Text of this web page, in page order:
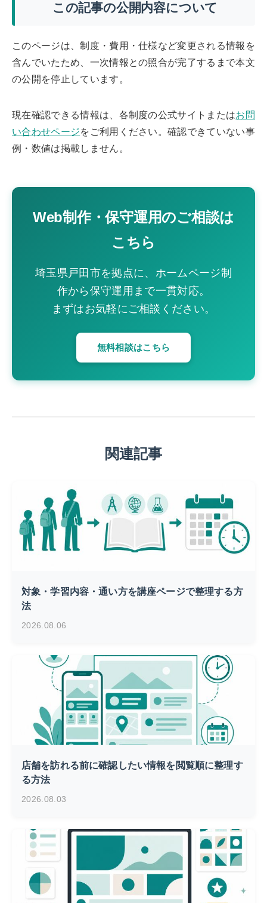
この記事の公開内容について
このページは、制度・費用・仕様など変更される情報を
含んでいたため、一次情報との照合が完了するまで本文
の公開を停止しています。
現在確認できる情報は、各制度の公式サイトまたはお問
い合わせページをご利用ください。確認できていない事
例・数値は掲載しません。
Web制作・保守運用のご相談は
こちら
埼玉県戸田市を拠点に、ホームページ制
作から保守運用まで一貫対応。
まずはお気軽にご相談ください。
無料相談はこちら
関連記事
対象・学習内容・通い方を講座ページで整理する方
法
2026.08.06
店舗を訪れる前に確認したい情報を閲覧順に整理す
る方法
2026.08.03